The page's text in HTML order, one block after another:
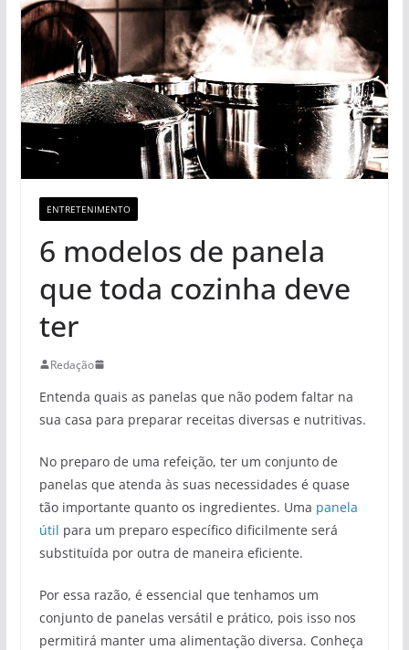
ENTRETENIMENTO
6 modelos de panela
que toda cozinha deve
ter
Redação
Entenda quais as panelas que não podem faltar na
sua casa para preparar receitas diversas e nutritivas.
No preparo de uma refeição, ter um conjunto de
panelas que atenda às suas necessidades é quase
tão importante quanto os ingredientes. Uma panela
útil para um preparo específico dificilmente será
substituída por outra de maneira eficiente.
Por essa razão, é essencial que tenhamos um
conjunto de panelas versátil e prático, pois isso nos
permitirá manter uma alimentação diversa. Conheça